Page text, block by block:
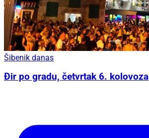
Šibenik danas
Đir po gradu, četvrtak 6. kolovoza